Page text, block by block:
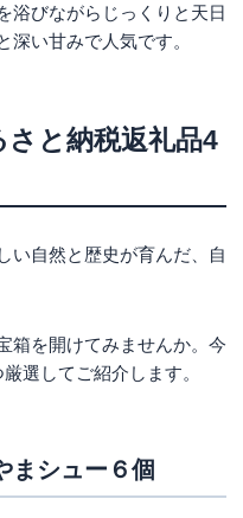
浴びながらじっくりと天日
い甘みで人気です。
と納税返礼品4
い自然と歴史が育んだ、自
箱を開けてみませんか。今
選してご紹介します。
まシュー６個